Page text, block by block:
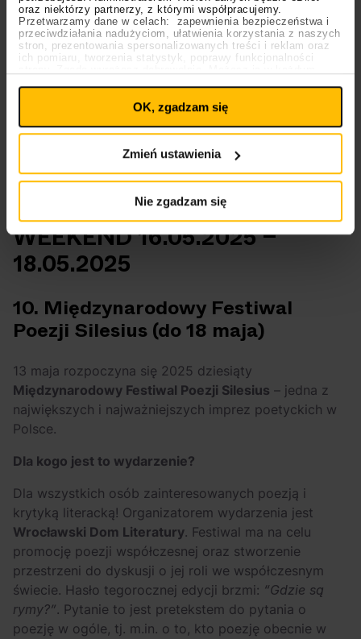
oraz niektórzy partnerzy, z którymi współpracujemy.
Przetwarzamy dane w celach: zapewnienia bezpieczeństwa i
przeciwdziałania nadużyciom, ułatwienia korzystania z naszych
stron, prezentowania spersonalizowanych treści i reklam oraz
ich pomiaru, tworzenia statystyk, poprawy funkcjonalności
plików cookies
wpływa na legalność uprzedniego przetwarzania.
Polityka plików cookies
OK, zgadzam się
Zmień ustawienia
Nie zgadzam się
WEEKEND 16.05.2025 –
18.05.2025
10. Międzynarodowy Festiwal
Poezji Silesius (do 18 maja)
13 maja rozpoczyna się 2025 dziesiąty
Międzynarodowy Festiwal Poezji Silesius – jedna z
największych i najważniejszych imprez poetyckich w
Polsce.
Dla kogo jest to wydarzenie?
Dla wszystkich osób zainteresowanych poezją i
krytyką literacką! Organizatorem wydarzenia jest
Wrocławski Dom Literatury. Festiwal ma na celu
promocję poezji współczesnej oraz stworzenie
przestrzeni do dyskusji o jej roli we współczesnym
świecie. Hasło tegorocznej edycji brzmi: “Gdzie są
rymy?”. Pytanie to jest pretekstem do pytania o
poezję w ogóle, tj. m.in. o to, kto poezję obecnie w